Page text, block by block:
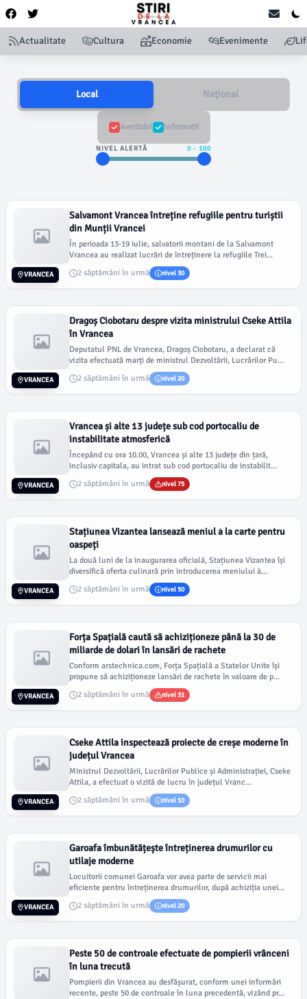
Actualitate Cultura Economie Evenimente
Local Național
Avertizări Informații
NIVEL ALERTĂ 0 - 100
Salvamont Vrancea întreține refugiile pentru turiștii
din Munții Vrancei
În perioada 13-19 iulie, salvatorii montani de la Salvamont
Vrancea au realizat lucrări de întreținere la refugiile Trei...
2 săptămâni în urmă
nivel 30
VRANCEA
Dragoș Ciobotaru despre vizita ministrului Cseke Attila
în Vrancea
Deputatul PNL de Vrancea, Dragoș Ciobotaru, a declarat că
vizita efectuată marți de ministrul Dezvoltării, Lucrărilor Pu...
2 săptămâni în urmă
nivel 20
VRANCEA
Vrancea și alte 13 județe sub cod portocaliu de
instabilitate atmosferică
Începând cu ora 10.00, Vrancea și alte 13 județe din țară,
inclusiv capitala, au intrat sub cod portocaliu de instabilit...
2 săptămâni în urmă
nivel 75
VRANCEA
Stațiunea Vizantea lansează meniul à la carte pentru
oaspeți
La două luni de la inaugurarea oficială, Stațiunea Vizantea își
diversifică oferta culinară prin introducerea meniului à...
2 săptămâni în urmă
nivel 50
VRANCEA
Forța Spațială caută să achiziționeze până la 30 de
miliarde de dolari în lansări de rachete
Conform arstechnica.com, Forța Spațială a Statelor Unite își
propune să achiziționeze lansări de rachete în valoare de p...
2 săptămâni în urmă
nivel 31
VRANCEA
Cseke Attila inspectează proiecte de creșe moderne în
județul Vrancea
Ministrul Dezvoltării, Lucrărilor Publice și Administrației, Cseke
Attila, a efectuat o vizită de lucru în județul Vranc...
2 săptămâni în urmă
nivel 10
VRANCEA
Garoafa îmbunătățește întreținerea drumurilor cu
utilaje moderne
Locuitorii comunei Garoafa vor avea parte de servicii mai
eficiente pentru întreținerea drumurilor, după achiziția unei...
2 săptămâni în urmă
nivel 20
VRANCEA
Peste 50 de controale efectuate de pompierii vrânceni
în luna trecută
Pompierii din Vrancea au desfășurat, conform unei informări
recente, peste 50 de controale în luna precedentă, vizând pr...